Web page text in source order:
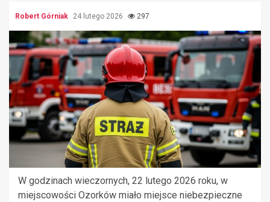
Robert Górniak 24 lutego 2026 297
W godzinach wieczornych, 22 lutego 2026 roku, w
miejscowości Ozorków miało miejsce niebezpieczne